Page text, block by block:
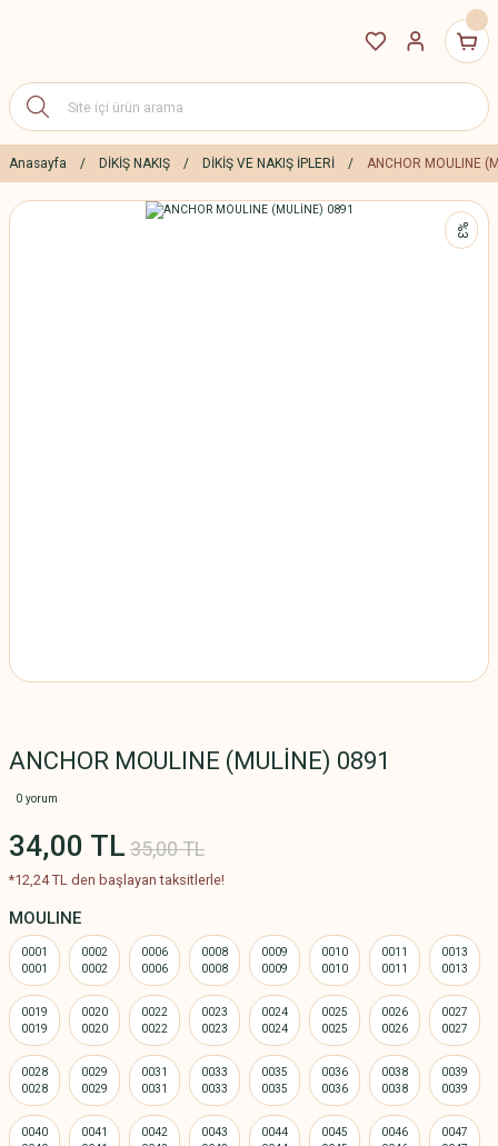
Anasayfa DİKİŞ NAKIŞ DİKİŞ VE NAKIŞ İPLERİ ANCHOR MOULINE
%3
ANCHOR MOULINE (MULİNE) 0891
0 yorum
34,00 TL 35,00 TL
*12,24 TL den başlayan taksitlerle!
MOULINE
0001 0002 0006 0008 0009 0010 0011 0013
0019 0020 0022 0023 0024 0025 0026 0027
0028 0029 0031 0033 0035 0036 0038 0039
0040 0041 0042 0043 0044 0045 0046 0047